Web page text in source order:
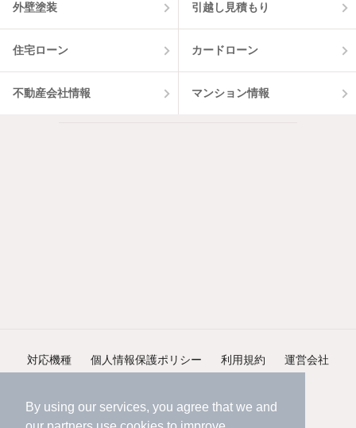
By using our services, you agree that we and
外壁塗装 引越し見積もり
住宅ローン カードローン
不動産会社情報 マンション情報
対応機種 個人情報保護ポリシー 利用規約 運営会社